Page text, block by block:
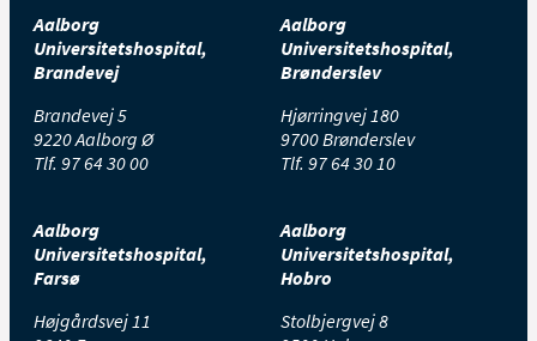
Aalborg
Universitetshospital,
Brandevej
Brandevej 5
9220 Aalborg Ø
Tlf. 97 64 30 00
Aalborg
Universitetshospital,
Brønderslev
Hjørringvej 180
9700 Brønderslev
Tlf. 97 64 30 10
Aalborg
Universitetshospital,
Farsø
Højgårdsvej 11
Aalborg
Universitetshospital,
Hobro
Stolbjergvej 8